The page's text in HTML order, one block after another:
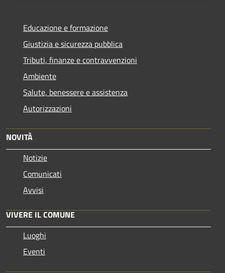
Educazione e formazione
Giustizia e sicurezza pubblica
Tributi, finanze e contravvenzioni
Ambiente
Salute, benessere e assistenza
Autorizzazioni
NOVITÀ
Notizie
Comunicati
Avvisi
VIVERE IL COMUNE
Luoghi
Eventi